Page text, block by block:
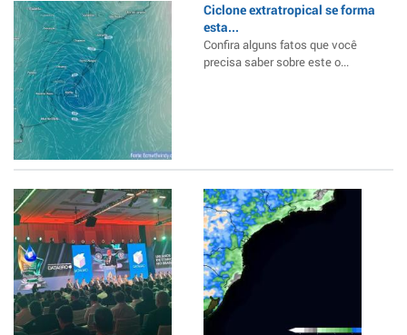
Ciclone extratropical se forma
esta...
Confira alguns fatos que você
precisa saber sobre este o...